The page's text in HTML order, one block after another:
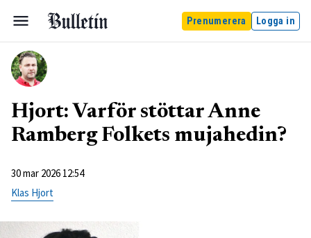
Prenumerera Logga in
Hjort: Varför stöttar Anne
Ramberg Folkets mujahedin?
30 mar 2026 12:54
Klas Hjort